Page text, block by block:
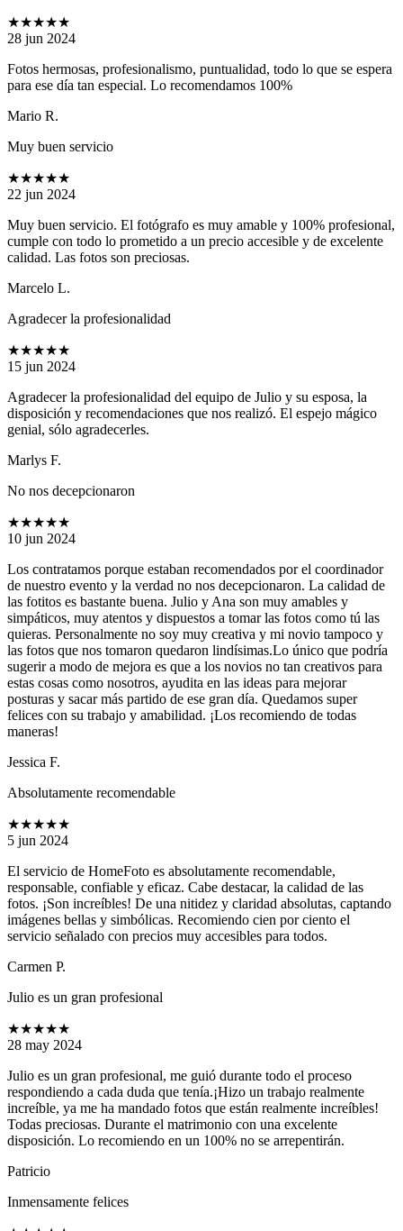
★★★★★
28 jun 2024
Fotos hermosas, profesionalismo, puntualidad, todo lo que se espera
para ese día tan especial. Lo recomendamos 100%
Mario R.
Muy buen servicio
★★★★★
22 jun 2024
Muy buen servicio. El fotógrafo es muy amable y 100% profesional,
cumple con todo lo prometido a un precio accesible y de excelente
calidad. Las fotos son preciosas.
Marcelo L.
Agradecer la profesionalidad
★★★★★
15 jun 2024
Agradecer la profesionalidad del equipo de Julio y su esposa, la
disposición y recomendaciones que nos realizó. El espejo mágico
genial, sólo agradecerles.
Marlys F.
No nos decepcionaron
★★★★★
10 jun 2024
Los contratamos porque estaban recomendados por el coordinador
de nuestro evento y la verdad no nos decepcionaron. La calidad de
las fotitos es bastante buena. Julio y Ana son muy amables y
simpáticos, muy atentos y dispuestos a tomar las fotos como tú las
quieras. Personalmente no soy muy creativa y mi novio tampoco y
las fotos que nos tomaron quedaron lindísimas.Lo único que podría
sugerir a modo de mejora es que a los novios no tan creativos para
estas cosas como nosotros, ayudita en las ideas para mejorar
posturas y sacar más partido de ese gran día. Quedamos super
felices con su trabajo y amabilidad. ¡Los recomiendo de todas
maneras!
Jessica F.
Absolutamente recomendable
★★★★★
5 jun 2024
El servicio de HomeFoto es absolutamente recomendable,
responsable, confiable y eficaz. Cabe destacar, la calidad de las
fotos. ¡Son increíbles! De una nitidez y claridad absolutas, captando
imágenes bellas y simbólicas. Recomiendo cien por ciento el
servicio señalado con precios muy accesibles para todos.
Carmen P.
Julio es un gran profesional
★★★★★
28 may 2024
Julio es un gran profesional, me guió durante todo el proceso
respondiendo a cada duda que tenía.¡Hizo un trabajo realmente
increíble, ya me ha mandado fotos que están realmente increíbles!
Todas preciosas. Durante el matrimonio con una excelente
disposición. Lo recomiendo en un 100% no se arrepentirán.
Patricio
Inmensamente felices